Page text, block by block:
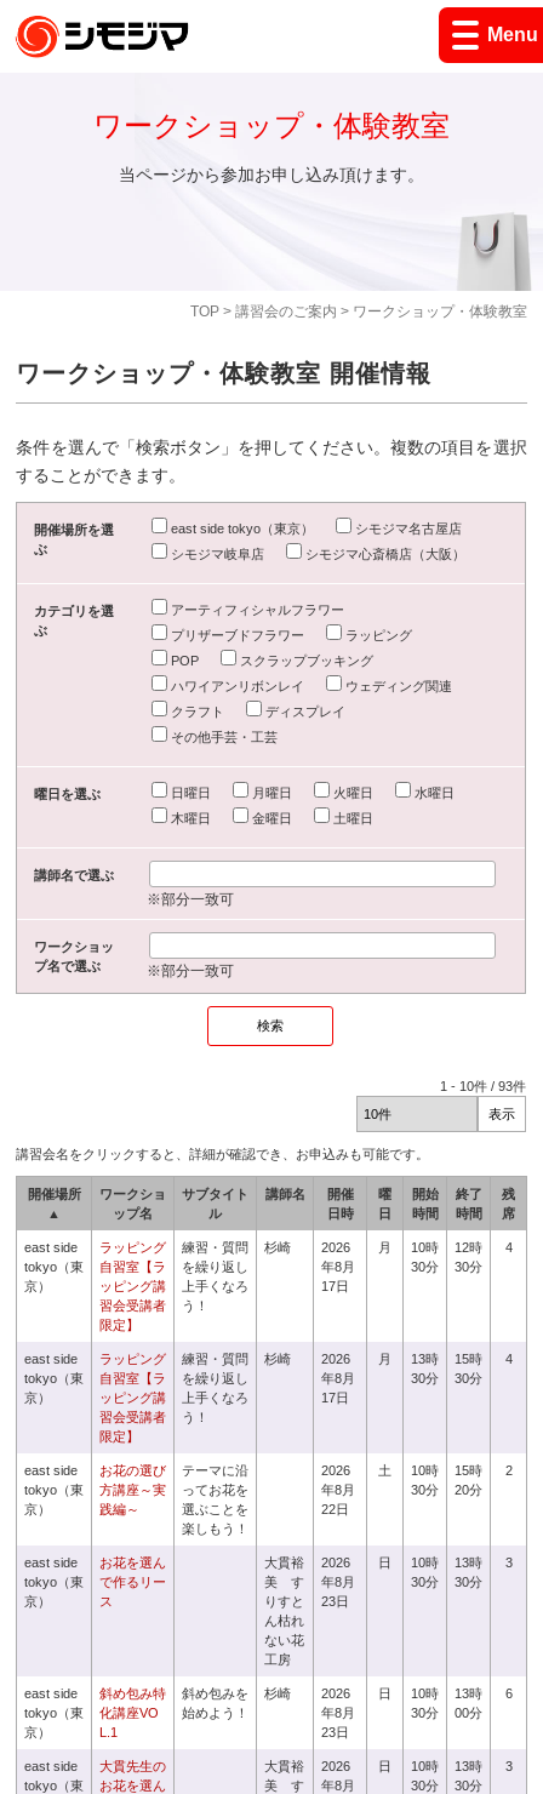
Menu
TOP> 講習会のご案内 > ワークショップ・体験教室
ワークショップ・体験教室
当ページから参加お申し込み頂けます。
ワークショップ・体験教室 開催情報
条件を選んで「検索ボタン」を押してください。複数の項目を選択
することができます。
開催場所を選
ぶ
east side tokyo（東京）
シモジマ名古屋店
シモジマ岐阜店
シモジマ心斎橋店（大阪）
カテゴリを選
ぶ
アーティフィシャルフラワー
プリザーブドフラワー
ラッピング
POP
スクラップブッキング
ハワイアンリボンレイ
ウェディング関連
クラフト
ディスプレイ
その他手芸・工芸
曜日を選ぶ 日曜日 月曜日 火曜日
水曜日
木曜日
金曜日 土曜日
講師名で選ぶ
※部分一致可
ワークショッ
プ名で選ぶ
※部分一致可
1 - 10件 /93件
講習会名をクリックすると、詳細が確認でき、お申込みも可能です。
開催場所
▲
ワークショ
ップ名
サブタイト
ル
講師名
開催
日時
曜
日
開始
時間
終了
時間
残
席
east side
tokyo（東
京）
ラッピング
自習室【ラ
ッピング講
習会受講者
限定】
練習・質問
を繰り返し
上手くなろ
う！
杉崎
2026
年8月
17日
月
10時
30分
12時
30分
4
east side
tokyo（東
京）
ラッピング
自習室【ラ
ッピング講
習会受講者
限定】
練習・質問
を繰り返し
上手くなろ
う！
杉崎
2026
年8月
17日
月
13時
30分
15時
30分
4
east side
tokyo（東
京）
お花の選び
方講座～実
践編～
テーマに沿
ってお花を
選ぶことを
楽しもう！
2026
年8月
22日
土
10時
30分
15時
20分
2
east side
tokyo（東
京）
お花を選ん
で作るリー
ス
大貫裕
美 す
りすと
ん枯れ
ない花
工房
2026
年8月
23日
日
10時
30分
13時
30分
3
east side
tokyo（東
京）
斜め包み特
化講座VO
L.1
斜め包みを
始めよう！
杉崎
2026
年8月
23日
日
10時
30分
13時
00分
6
east side
tokyo（東
大貫先生の
お花を選ん
大貫裕
美 す
2026
年8月
日
10時
30分
13時
30分
3